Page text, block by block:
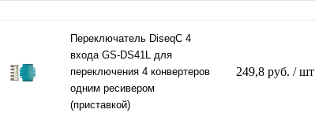
Переключатель DiseqC 4
входа GS-DS41L для
переключения 4 конвертеров
одним ресивером
(приставкой)
249,8 руб. / шт